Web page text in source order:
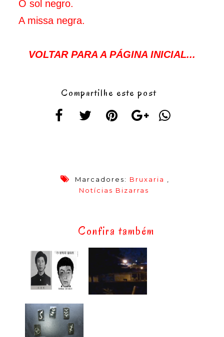
O sol negro.
A missa negra.
VOLTAR PARA A PÁGINA INICIAL...
Compartilhe este post
Marcadores: Bruxaria ,
Notícias Bizarras
Confira também